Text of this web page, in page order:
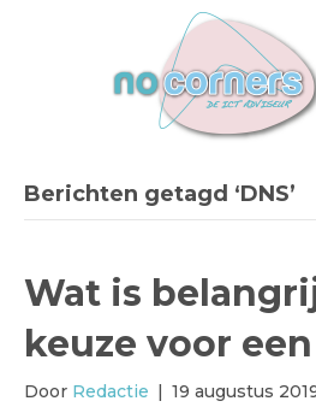
Berichten getagd ‘DNS’
Wat is
keuze voor
Door Redactie | 19 augustus